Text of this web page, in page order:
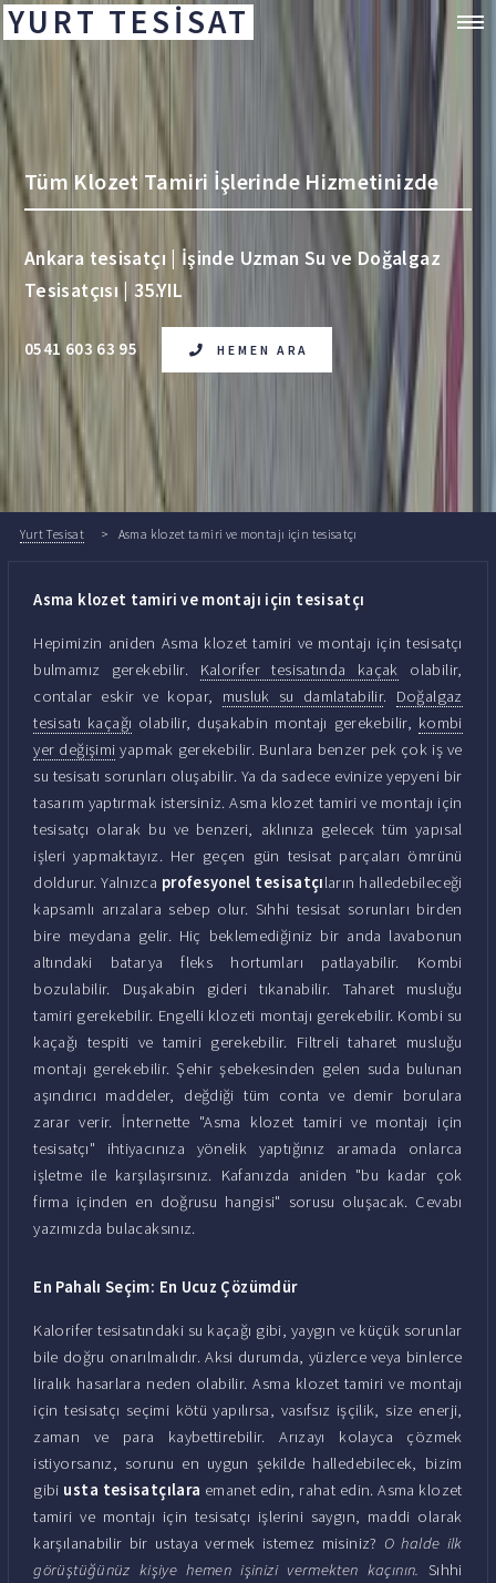
YURT TESİSAT
Tüm Klozet Tamiri İşlerinde Hizmetinizde
Ankara tesisatçı | İşinde Uzman Su ve Doğalgaz
Tesisatçısı | 35.YIL
0541 603 63 95 HEMEN ARA
Yurt Tesisat Asma klozet tamiri ve montajı için tesisatçı
Asma klozet tamiri ve montajı için tesisatçı
Hepimizin aniden Asma klozet tamiri ve montajı için tesisatçı
bulmamız gerekebilir. Kalorifer tesisatında kaçak olabilir,
contalar eskir ve kopar, musluk su damlatabilir. Doğalgaz
tesisatı kaçağı olabilir, duşakabin montajı gerekebilir, kombi
yer değişimi yapmak gerekebilir. Bunlara benzer pek çok iş ve
su tesisatı sorunları oluşabilir. Ya da sadece evinize yepyeni bir
tasarım yaptırmak istersiniz. Asma klozet tamiri ve montajı için
tesisatçı olarak bu ve benzeri, aklınıza gelecek tüm yapısal
işleri yapmaktayız. Her geçen gün tesisat parçaları ömrünü
doldurur. Yalnızca profesyonel tesisatçıların halledebileceği
kapsamlı arızalara sebep olur. Sıhhi tesisat sorunları birden
bire meydana gelir. Hiç beklemediğiniz bir anda lavabonun
altındaki batarya fleks hortumları patlayabilir. Kombi
bozulabilir. Duşakabin gideri tıkanabilir. Taharet musluğu
tamiri gerekebilir. Engelli klozeti montajı gerekebilir. Kombi su
kaçağı tespiti ve tamiri gerekebilir. Filtreli taharet musluğu
montajı gerekebilir. Şehir şebekesinden gelen suda bulunan
aşındırıcı maddeler, değdiği tüm conta ve demir borulara
zarar verir. İnternette "Asma klozet tamiri ve montajı için
tesisatçı" ihtiyacınıza yönelik yaptığınız aramada onlarca
işletme ile karşılaşırsınız. Kafanızda aniden "bu kadar çok
firma içinden en doğrusu hangisi" sorusu oluşacak. Cevabı
yazımızda bulacaksınız.
En Pahalı Seçim: En Ucuz Çözümdür
Kalorifer tesisatındaki su kaçağı gibi, yaygın ve küçük sorunlar
bile doğru onarılmalıdır. Aksi durumda, yüzlerce veya binlerce
liralık hasarlara neden olabilir. Asma klozet tamiri ve montajı
için tesisatçı seçimi kötü yapılırsa, vasıfsız işçilik, size enerji,
zaman ve para kaybettirebilir. Arızayı kolayca çözmek
istiyorsanız, sorunu en uygun şekilde halledebilecek, bizim
gibi usta tesisatçılara emanet edin, rahat edin. Asma klozet
tamiri ve montajı için tesisatçı işlerini saygın, maddi olarak
karşılanabilir bir ustaya vermek istemez misiniz? O halde ilk
görüştüğünüz kişiye hemen işinizi vermekten kaçının. Sıhhi